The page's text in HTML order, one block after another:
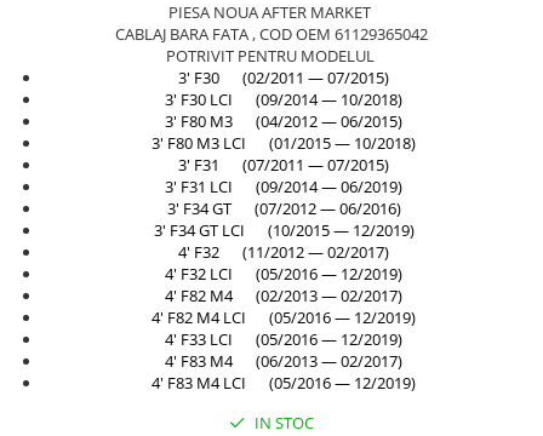
Bujie
Releu
Caroserie
Absorbant bara fata
Absorbant bara V
Actuator capsa capota
Aripă
Aripă spate
PIESA NOUA AFTER MARKET
CABLAJ BARA FATA , COD OEM 61129365042
POTRIVIT PENTRU MODELUL
3' F30 (02/2011 — 07/2015)
3' F30 LCI (09/2014 — 10/2018)
3' F80 M3 (04/2012 — 06/2015)
3' F80 M3 LCI (01/2015 — 10/2018)
3' F31 (07/2011 — 07/2015)
3' F31 LCI (09/2014 — 06/2019)
3' F34 GT (07/2012 — 06/2016)
3' F34 GT LCI (10/2015 — 12/2019)
4' F32 (11/2012 — 02/2017)
4' F32 LCI (05/2016 — 12/2019)
4' F82 M4 (02/2013 — 02/2017)
4' F82 M4 LCI (05/2016 — 12/2019)
4' F33 LCI (05/2016 — 12/2019)
4' F83 M4 (06/2013 — 02/2017)
4' F83 M4 LCI (05/2016 — 12/2019)
IN STOC